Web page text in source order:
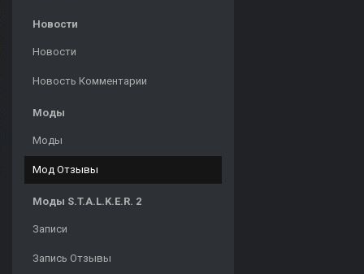
Новости
Новости
Новость Комментарии
Моды
Моды
Мод Отзывы
Моды S.T.A.L.K.E.R. 2
Записи
Запись Отзывы